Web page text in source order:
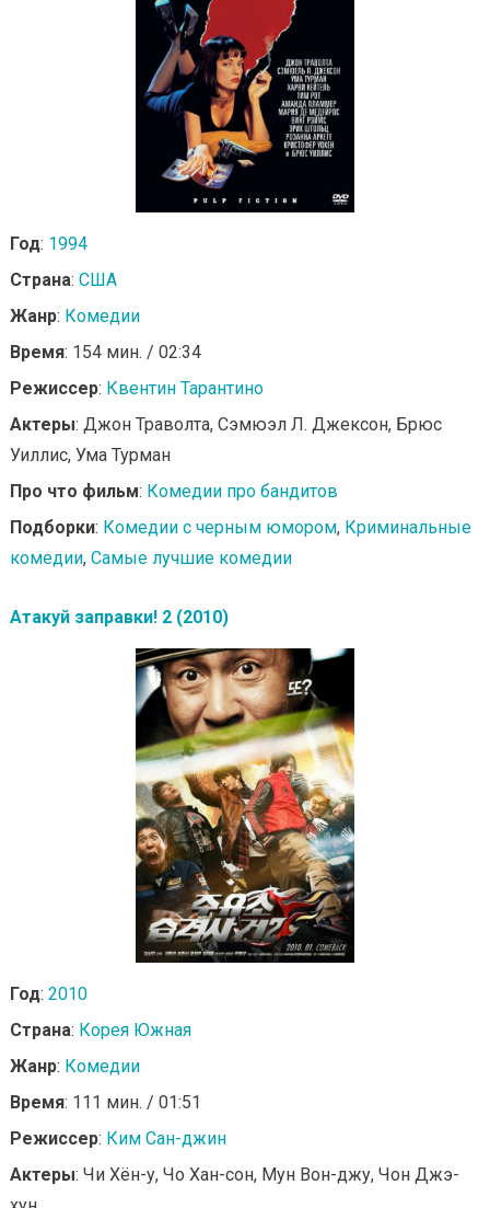
Год: 1994
Страна: США
Жанр: Комедии
Время: 154 мин. / 02:34
Режиссер: Квентин Тарантино
Актеры: Джон Траволта, Сэмюэл Л. Джексон, Брюс
Уиллис, Ума Турман
Про что фильм: Комедии про бандитов
Подборки: Комедии с черным юмором, Криминальные
комедии, Самые лучшие комедии
Атакуй заправки! 2 (2010)
Год: 2010
Страна: Корея Южная
Жанр: Комедии
Время: 111 мин. / 01:51
Режиссер: Ким Сан-джин
Актеры: Чи Хён-у, Чо Хан-сон, Мун Вон-джу, Чон Джэ-